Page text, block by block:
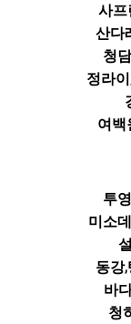
사프
산다
청
정라
여백
투
미소
동강
바
청